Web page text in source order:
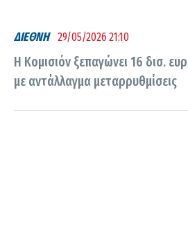
ΔΙΕΘΝΗ 29/05/2026 21:10
Η Κομισιόν ξεπαγώνει 16 δισ.
με αντάλλαγμα μεταρρυθμίσεις